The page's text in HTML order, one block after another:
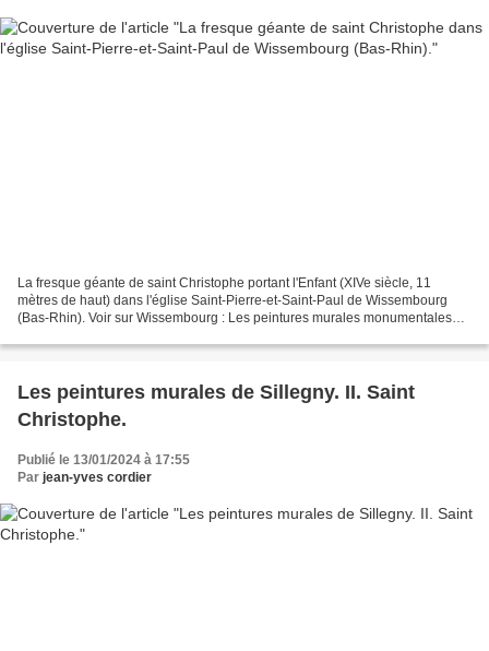
La fresque géante de saint Christophe portant l'Enfant (XIVe siècle, 11
mètres de haut) dans l'église Saint-Pierre-et-Saint-Paul de Wissembourg
(Bas-Rhin). Voir sur Wissembourg : Les peintures murales monumentales
Les peintures murales de Sillegny. II. Saint
Christophe.
Publié le 13/01/2024 à 17:55
Par jean-yves cordier